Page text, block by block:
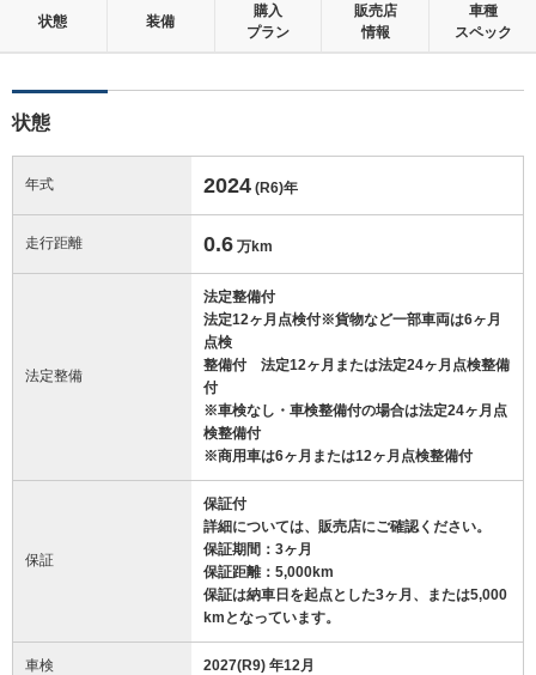
状態 装備
購入
プラン
販売店
情報
車種
スペック
状態
年式 2024 (R6)年
走行距離 0.6 万km
法定整備
法定整備付
法定12ヶ月点検付※貨物など一部車両は6ヶ月
点検
整備付 法定12ヶ月または法定24ヶ月点検整備
付
※車検なし・車検整備付の場合は法定24ヶ月点
検整備付
※商用車は6ヶ月または12ヶ月点検整備付
保証
保証付
詳細については、販売店にご確認ください。
保証期間：3ヶ月
保証距離：5,000km
保証は納車日を起点とした3ヶ月、または5,000
kmとなっています。
車検 2027(R9) 年12月